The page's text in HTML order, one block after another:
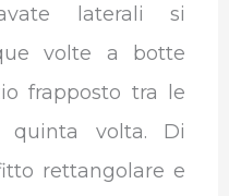
laterali si
volte a botte
frapposto tra le
volta. Di
rettangolare e